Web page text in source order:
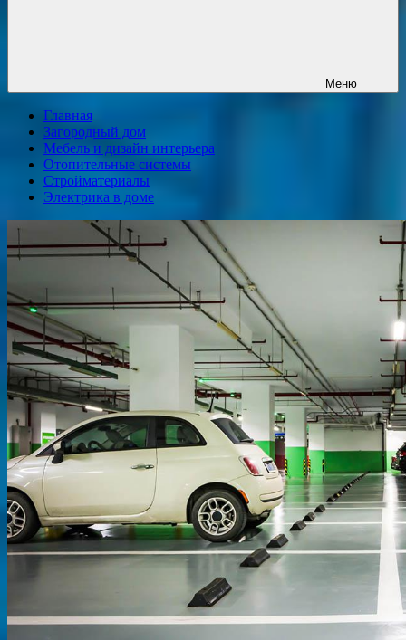
Меню
Главная
Загородный дом
Мебель и дизайн интерьера
Отопительные системы
Стройматериалы
Электрика в доме